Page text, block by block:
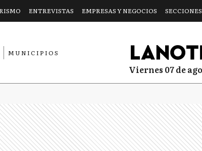
ENTREVISTAS EMPRESAS Y NEGOCIOS
MUNICIPIOS
viernes 07 de